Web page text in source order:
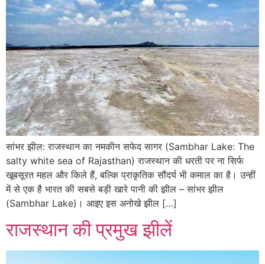
सांभर झील: राजस्थान का नमकीन सफेद सागर (Sambhar Lake: The
salty white sea of ​​Rajasthan) राजस्थान की धरती पर ना सिर्फ
खूबसूरत महल और किले हैं, बल्कि प्राकृतिक सौंदर्य भी कमाल का है। उन्हीं
में से एक है भारत की सबसे बड़ी खारे पानी की झील – सांभर झील
(Sambhar Lake)। आइए इस अनोखे झील […]
राजस्थान की प्रमुख झीलें